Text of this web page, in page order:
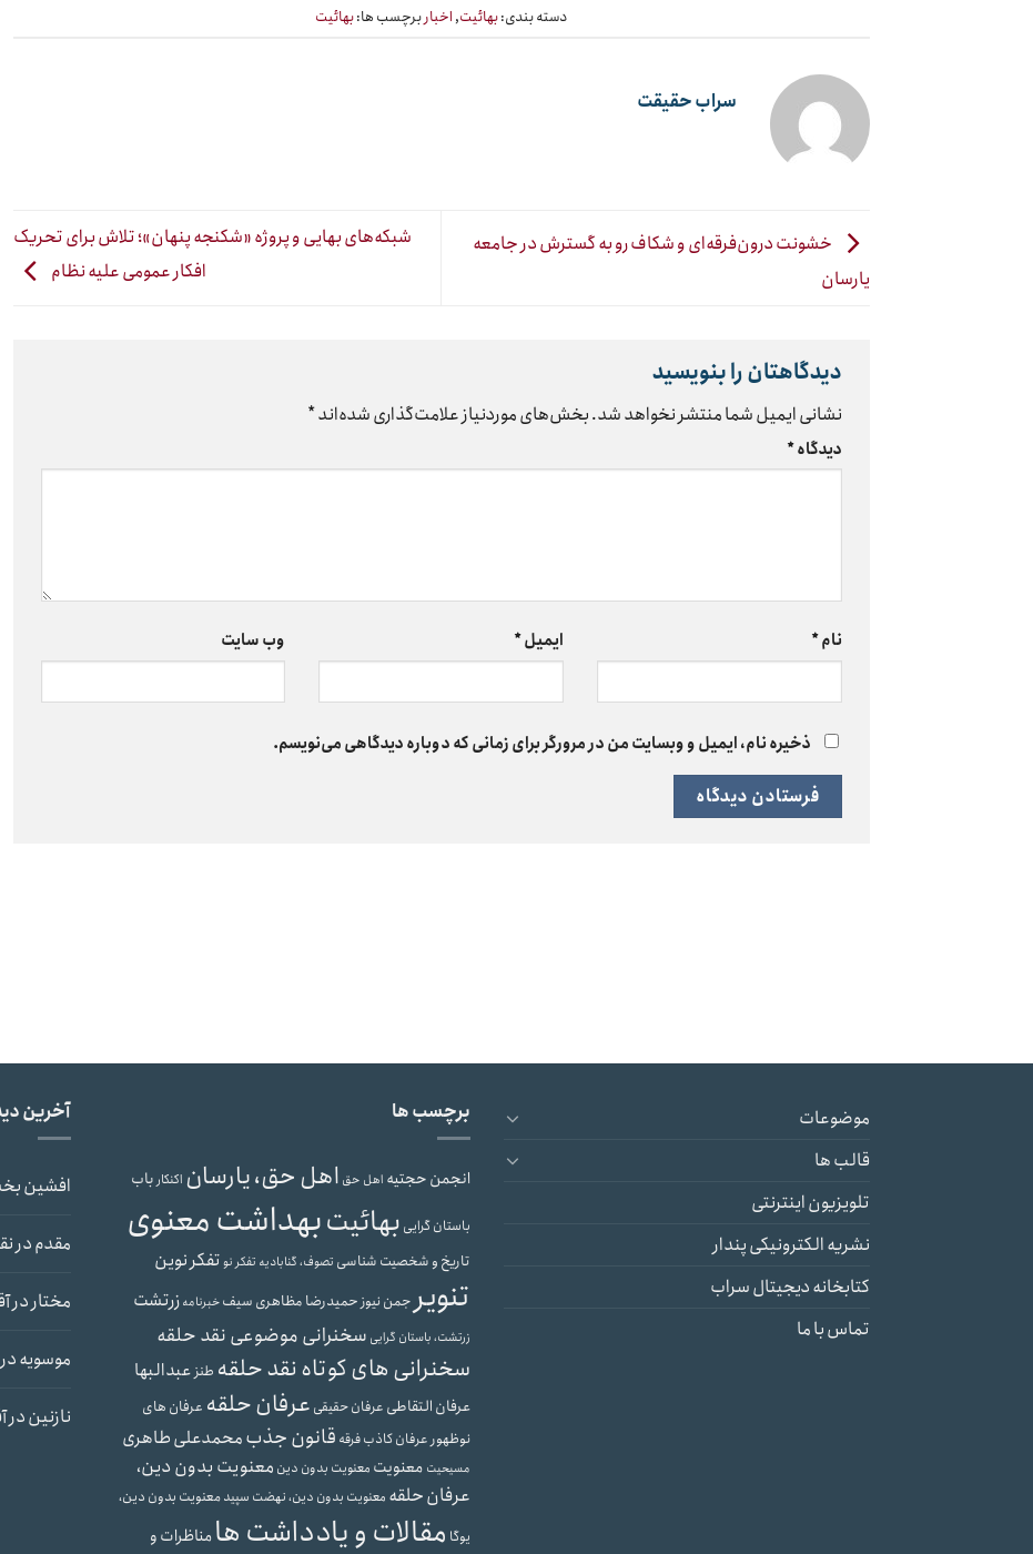
دسته بندی:بهائیت, اخبار برچسب ها:بهائیت
سراب حقیقت
خشونت درون‌فرقه‌ای و شکاف رو به گسترش در جامعه
یارسان
شبکه‌های بهایی و پروژه «شکنجه پنهان»؛ تلاش برای تحریک
افکار عمومی علیه نظام
دیدگاهتان را بنویسید
نشانی ایمیل شما منتشر نخواهد شد.بخش‌های موردنیاز علامت‌گذاری شده‌اند*
دیدگاه*
نام* ایمیل* وب‌ سایت
ذخیره نام، ایمیل و وبسایت من در مرورگر برای زمانی که دوباره دیدگاهی می‌نویسم.
موضوعات
قالب ها
تلویزیون اینترنتی
نشریه الکترونیکی پندار
کتابخانه دیجیتال سراب
تماس با ما
برچسب ها
انجمن حجتیه اهل حق اهل حق، یارسان اکنکارباب
باستان گرایی بهائیتبهداشت معنوی
تاریخ و شخصیت شناسی تصوف، گنابادیه تفکر نوتفکر نوین
تنویر جمن نیوزحمیدرضا مظاهری سیفخبرنامهزرتشت
زرتشت، باستان گرایی سخنرانی موضوعی نقد حلقه
سخنرانی های کوتاه نقد حلقه طنزعبدالبها
عرفان التقاطی عرفان حقیقی عرفان حلقه عرفان های
نوظهورعرفان کاذبفرقه قانون جذبمحمدعلی طاهری
مسیحیت معنویت معنویت بدون دین معنویت بدون دین،
عرفان حلقه معنویت بدون دین، نهضت سپیدمعنویت بدون دین،
یوگا مقالات و یادداشت هامناظرات و
آخرین
افشین
مقدمدر
مختاردر
موسویه
نازنیندر